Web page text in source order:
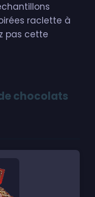
raclette à
pas cette
chocolats